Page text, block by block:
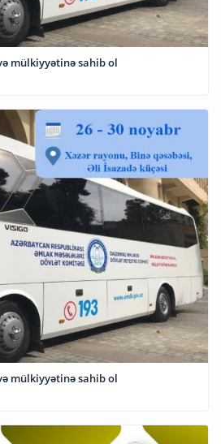
mülkiyyətinə sahib ol
mülkiyyətinə sahib ol